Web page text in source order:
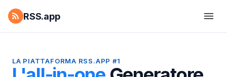
RSS.app
LA PIATTAFORMA RSS.APP #1